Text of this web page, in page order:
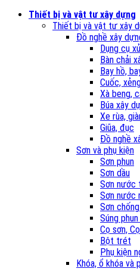
Thiết bị và vật tư xây dựng
Thiết bị và vật tư xây
Đồ nghề xây
Dụng cụ
Bàn chải
Bay hồ,
Cuốc,
Xà beng,
Búa xây
Xe rùa,
Giũa, đục
Đồ nghề
Sơn và phụ kiện
Sơn phun
Sơn dầu
Sơn nước
Sơn nước
Sơn
Súng
Cọ sơn,
Bột trét
Phụ kiện
Khóa, ổ khóa và